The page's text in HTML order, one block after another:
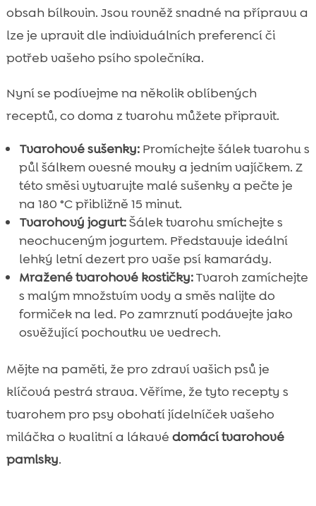
obsah bílkovin. Jsou rovněž snadné na přípravu a
lze je upravit dle individuálních preferencí či
potřeb vašeho psího společníka.
Nyní se podívejme na několik oblíbených
receptů, co doma z tvarohu můžete připravit.
Tvarohové sušenky:Promíchejte šálek tvarohu s
půl šálkem ovesné mouky a jedním vajíčkem. Z
této směsi vytvarujte malé sušenky a pečte je
na 180 °C přibližně 15 minut.
Tvarohový jogurt:Šálek tvarohu smíchejte s
neochuceným jogurtem. Představuje ideální
lehký letní dezert pro vaše psí kamarády.
Mražené tvarohové kostičky:Tvaroh zamíchejte
s malým množstvím vody a směs nalijte do
formiček na led. Po zamrznutí podávejte jako
osvěžující pochoutku ve vedrech.
Mějte na paměti, že pro zdraví vašich psů je
klíčová pestrá strava. Věříme, že tyto recepty s
tvarohem pro psy obohatí jídelníček vašeho
miláčka o kvalitní a lákavé domácí tvarohové
pamlsky.